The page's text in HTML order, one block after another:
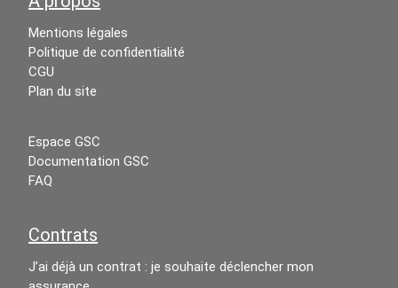
Mentions légales
Politique de confidentialité
CGU
Plan du site
Espace GSC
Documentation GSC
FAQ
Contrats
J’ai déjà un contrat : je souhaite déclencher mon